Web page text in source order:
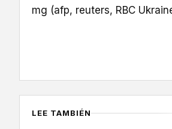
mg (afp, reuters, RBC
LEE TAMBIÉN